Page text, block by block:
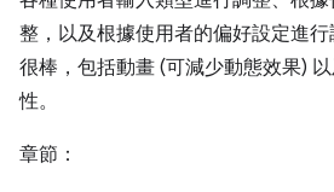
整，以及根據使用者的偏好設定進
很棒，包括動畫 (可減少動態效果)
性。
章節：